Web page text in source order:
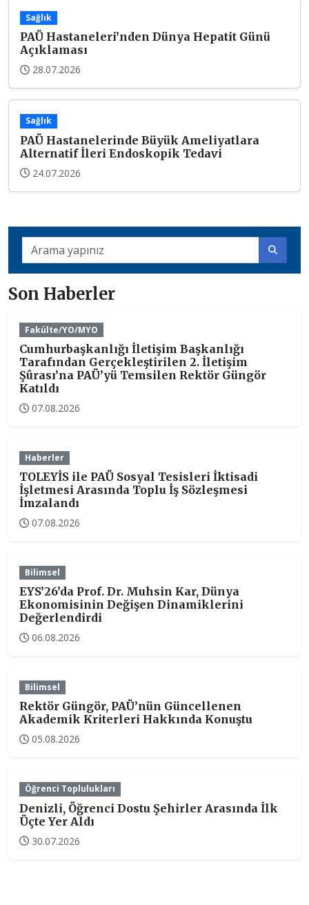
Sağlık
PAÜ Hastaneleri’nden Dünya Hepatit Günü
Açıklaması
28.07.2026
Sağlık
PAÜ Hastanelerinde Büyük Ameliyatlara
Alternatif İleri Endoskopik Tedavi
24.07.2026
Son Haberler
Fakülte/YO/MYO
Cumhurbaşkanlığı İletişim Başkanlığı
Tarafından Gerçekleştirilen 2. İletişim
Şûrası’na PAÜ’yü Temsilen Rektör Güngör
Katıldı
07.08.2026
Haberler
TOLEYİS ile PAÜ Sosyal Tesisleri İktisadi
İşletmesi Arasında Toplu İş Sözleşmesi
İmzalandı
07.08.2026
Bilimsel
EYS’26’da Prof. Dr. Muhsin Kar, Dünya
Ekonomisinin Değişen Dinamiklerini
Değerlendirdi
06.08.2026
Bilimsel
Rektör Güngör, PAÜ’nün Güncellenen
Akademik Kriterleri Hakkında Konuştu
05.08.2026
Öğrenci Toplulukları
Denizli, Öğrenci Dostu Şehirler Arasında İlk
Üçte Yer Aldı
30.07.2026